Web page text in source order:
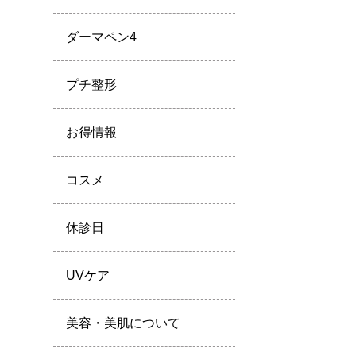
ダーマペン4
プチ整形
お得情報
コスメ
休診日
UVケア
美容・美肌について